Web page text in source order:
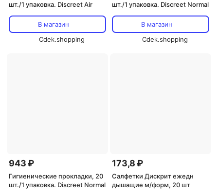
шт./1 упаковка. Discreet Air
В магазин
Cdek.shopping
шт./1 упаковка. Discreet Normal
В магазин
Cdek.shopping
943 ₽
Гигиенические прокладки, 20
шт./1 упаковка. Discreet Normal
173,8 ₽
Салфетки Дискрит ежедн
дышащие м/форм, 20 шт